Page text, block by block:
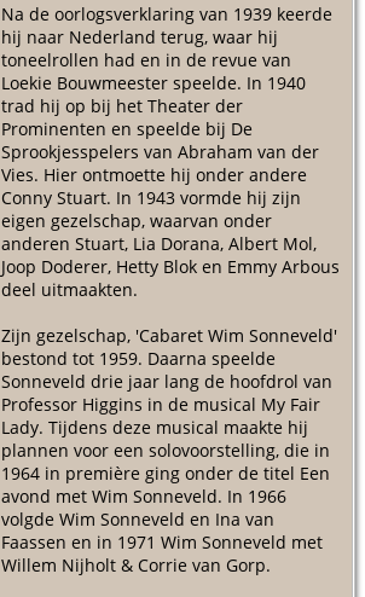
Na de oorlogsverklaring van 1939 keerde
hij naar Nederland terug, waar hij
toneelrollen had en in de revue van
Loekie Bouwmeester speelde. In 1940
trad hij op bij het Theater der
Prominenten en speelde bij De
Sprookjesspelers van Abraham van der
Vies. Hier ontmoette hij onder andere
Conny Stuart. In 1943 vormde hij zijn
eigen gezelschap, waarvan onder
anderen Stuart, Lia Dorana, Albert Mol,
Joop Doderer, Hetty Blok en Emmy Arbous
deel uitmaakten.
Zijn gezelschap, 'Cabaret Wim Sonneveld'
bestond tot 1959. Daarna speelde
Sonneveld drie jaar lang de hoofdrol van
Professor Higgins in de musical My Fair
Lady. Tijdens deze musical maakte hij
plannen voor een solovoorstelling, die in
1964 in première ging onder de titel Een
avond met Wim Sonneveld. In 1966
volgde Wim Sonneveld en Ina van
Faassen en in 1971 Wim Sonneveld met
Willem Nijholt & Corrie van Gorp.